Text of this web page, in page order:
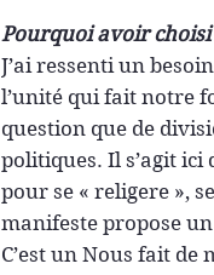
Pourquoi avoir choisi
J’ai ressenti un
l’unité qui fait notre
question que de
politiques. Il s’agit ici
pour se « religere »,
manifeste propose
C’est un Nous fait de